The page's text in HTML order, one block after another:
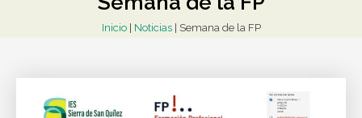
Inicio| Noticias| Semana de la FP